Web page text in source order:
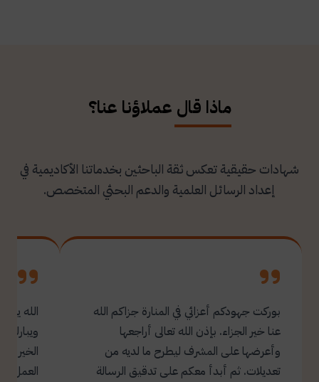
ماذا قال عملاؤنا عنا؟
شهادات حقيقية تعكس ثقة الباحثين بخدماتنا الأكاديمية في
إعداد الرسائل العلمية والدعم البحثي المتخصص.
بوركت جهودكم أعزائي في المنارة جزاكم الله
عنا خير الجزاء. بإذن الله تعالى أراجعها
وأعرضها على المشرف ليطرح ما لديه من
تعديلات. ثم أبدأ معكم على تدقيق الرسالة
الله
العمل.